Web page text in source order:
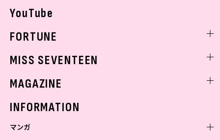
YouTube
FORTUNE
MISS SEVENTEEN
MAGAZINE
INFORMATION
マンガ